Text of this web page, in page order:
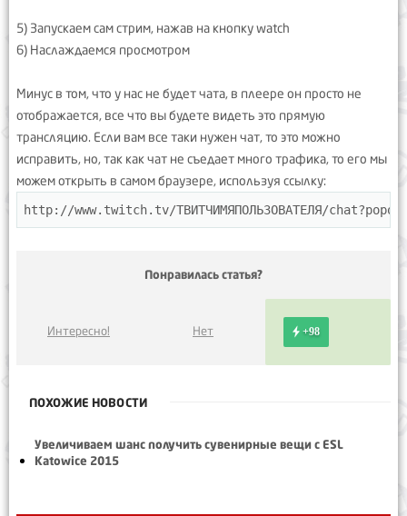
5) Запускаем сам стрим, нажав на кнопку watch
6) Наслаждаемся просмотром
Минус в том, что у нас не будет чата, в плеере он просто не
отображается, все что вы будете видеть это прямую
трансляцию. Если вам все таки нужен чат, то это можно
исправить, но, так как чат не съедает много трафика, то его мы
можем открыть в самом браузере, используя ссылку:
http://www.twitch.tv/ТВИТЧИМЯПОЛЬЗОВАТЕЛЯ/
Понравилась статья?
Интересно! Нет +98
ПОХОЖИЕ НОВОСТИ
Увеличиваем шанс получить сувенирные вещи с ESL
Katowice 2015